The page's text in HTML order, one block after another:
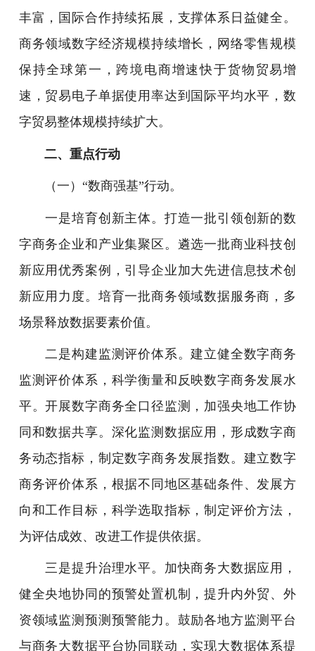
丰富，国际合作持续拓展，支撑体系日益健全。
商务领域数字经济规模持续增长，网络零售规模
保持全球第一，跨境电商增速快于货物贸易增
速，贸易电子单据使用率达到国际平均水平，数
字贸易整体规模持续扩大。
二、重点行动
（一）“数商强基”行动。
一是培育创新主体。打造一批引领创新的数
字商务企业和产业集聚区。遴选一批商业科技创
新应用优秀案例，引导企业加大先进信息技术创
新应用力度。培育一批商务领域数据服务商，多
场景释放数据要素价值。
二是构建监测评价体系。建立健全数字商务
监测评价体系，科学衡量和反映数字商务发展水
平。开展数字商务全口径监测，加强央地工作协
同和数据共享。深化监测数据应用，形成数字商
务动态指标，制定数字商务发展指数。建立数字
商务评价体系，根据不同地区基础条件、发展方
向和工作目标，科学选取指标，制定评价方法，
为评估成效、改进工作提供依据。
三是提升治理水平。加快商务大数据应用，
健全央地协同的预警处置机制，提升内外贸、外
资领域监测预测预警能力。鼓励各地方监测平台
与商务大数据平台协同联动，实现大数据体系提